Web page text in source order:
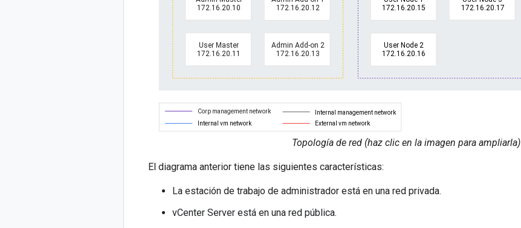
Topología de red (haz clic en la imagen para ampliarla)
El diagrama anterior tiene las siguientes características:
La estación de trabajo de administrador está en una red privada.
vCenter Server está en una red pública.